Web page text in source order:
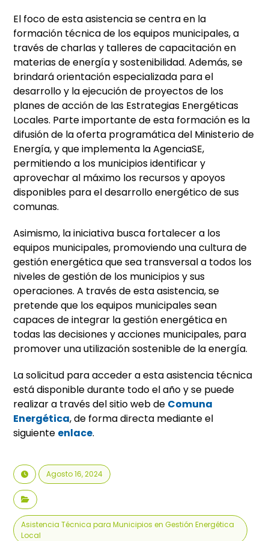
El foco de esta asistencia se centra en la
formación técnica de los equipos municipales, a
través de charlas y talleres de capacitación en
materias de energía y sostenibilidad. Además, se
brindará orientación especializada para el
desarrollo y la ejecución de proyectos de los
planes de acción de las Estrategias Energéticas
Locales. Parte importante de esta formación es la
difusión de la oferta programática del Ministerio de
Energía, y que implementa la AgenciaSE,
permitiendo a los municipios identificar y
aprovechar al máximo los recursos y apoyos
disponibles para el desarrollo energético de sus
comunas.
Asimismo, la iniciativa busca fortalecer a los
equipos municipales, promoviendo una cultura de
gestión energética que sea transversal a todos los
niveles de gestión de los municipios y sus
operaciones. A través de esta asistencia, se
pretende que los equipos municipales sean
capaces de integrar la gestión energética en
todas las decisiones y acciones municipales, para
promover una utilización sostenible de la energía.
La solicitud para acceder a esta asistencia técnica
está disponible durante todo el año y se puede
realizar a través del sitio web de Comuna
Energética, de forma directa mediante el
siguiente enlace.
Agosto 16, 2024
Asistencia Técnica para Municipios en Gestión Energética
Local